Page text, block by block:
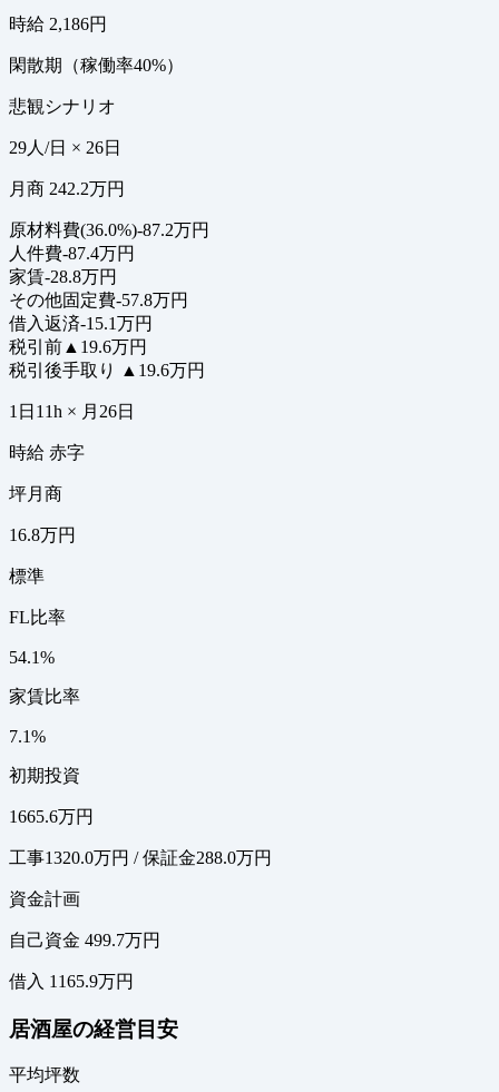
時給 2,186円
閑散期（稼働率40%）
悲観シナリオ
29人/日 × 26日
月商 242.2万円
原材料費(36.0%)-87.2万円
人件費-87.4万円
家賃-28.8万円
その他固定費-57.8万円
借入返済-15.1万円
税引前 ▲19.6万円
税引後手取り
▲19.6万円
1日11h × 月26日
時給 赤字
坪月商
16.8万円
標準
FL比率
54.1%
家賃比率
7.1%
初期投資
1665.6万円
工事1320.0万円 / 保証金288.0万円
資金計画
自己資金 499.7万円
借入 1165.9万円
居酒屋の経営目安
平均坪数